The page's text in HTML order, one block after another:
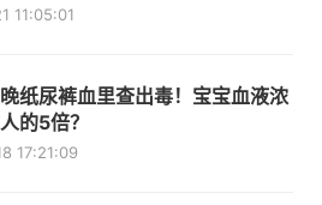
11:05:01
纸尿裤血里查出毒！宝宝血液浓
的5倍？
17:21:09